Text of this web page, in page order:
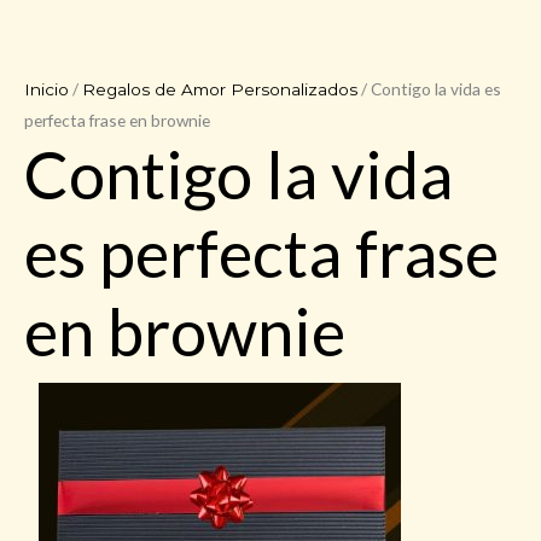
Inicio / Regalos de Amor Personalizados/ Contigo la vida es
perfecta frase en brownie
Contigo la vida
es perfecta frase
en brownie